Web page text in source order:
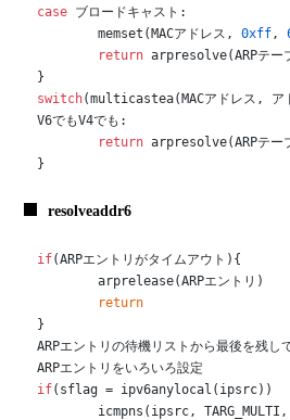
case ブロードキャスト:
	memset(MACアドレス,
0xff ,
return arpresolve(ARPテー
switch(multicastea(MACアドレス, ア
V6でもV4でも:
return arpresolve(ARPテー
}
resolveaddr6
if(ARPエントリがタイムアウト){
	arprelease(ARPエントリ)
return
}
ARPエントリの待機リストから最後を残し
if(sflag = ipv6anylocal(ipsrc))
icmpns(ipsrc, TARG_MULTI,